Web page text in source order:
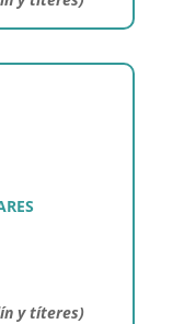
y títeres)